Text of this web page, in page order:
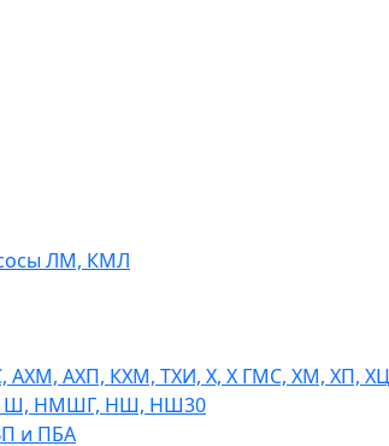
ЛМ, КМЛ
АХМ, АХП, КХМ, ТХИ, Х, Х ГМС, ХМ, ХП,
Ш, НМШГ, НШ, НШ30
и ПБА